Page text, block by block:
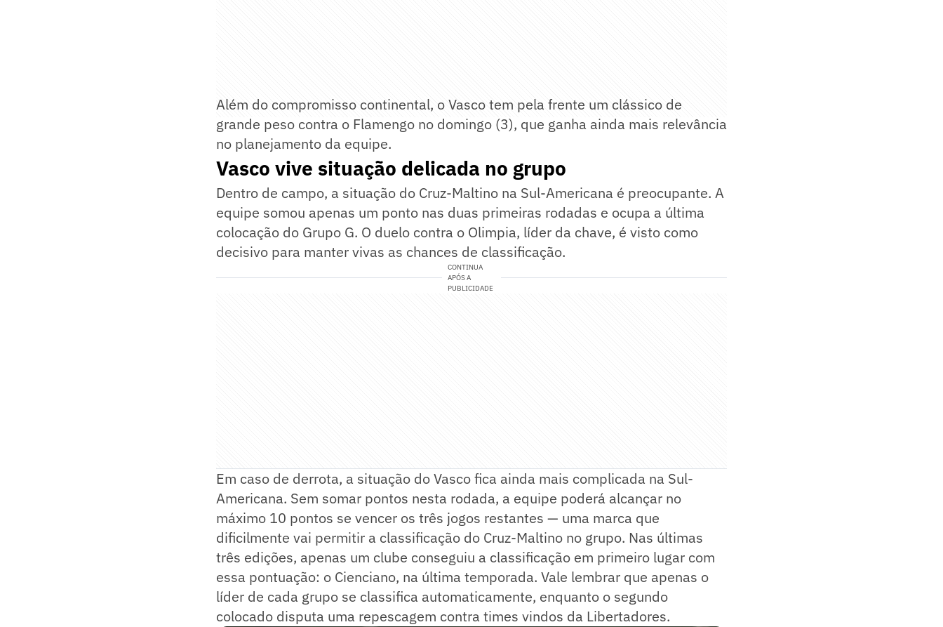
Além do compromisso continental, o Vasco tem pela frente um clássico de
grande peso contra o Flamengo no domingo (3), que ganha ainda mais relevância
no planejamento da equipe.
Vasco vive situação delicada no grupo
Dentro de campo, a situação do Cruz-Maltino na Sul-Americana é preocupante. A
equipe somou apenas um ponto nas duas primeiras rodadas e ocupa a última
colocação do Grupo G. O duelo contra o Olimpia, líder da chave, é visto como
decisivo para manter vivas as chances de classificação.
CONTINUA
APÓS A
PUBLICIDADE
Em caso de derrota, a situação do Vasco fica ainda mais complicada na Sul-
Americana. Sem somar pontos nesta rodada, a equipe poderá alcançar no
máximo 10 pontos se vencer os três jogos restantes — uma marca que
dificilmente vai permitir a classificação do Cruz-Maltino no grupo. Nas últimas
três edições, apenas um clube conseguiu a classificação em primeiro lugar com
essa pontuação: o Cienciano, na última temporada. Vale lembrar que apenas o
líder de cada grupo se classifica automaticamente, enquanto o segundo
colocado disputa uma repescagem contra times vindos da Libertadores.